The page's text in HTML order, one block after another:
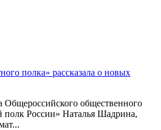
полка» рассказала о новых
Общероссийского общественного
полк России» Наталья Шадрина,